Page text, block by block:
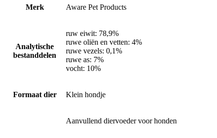
Merk Aware Pet Products
Analytische
bestanddelen
ruw eiwit: 78,9%
ruwe oliën en vetten: 4%
ruwe vezels: 0,1%
ruwe as: 7%
vocht: 10%
Formaat dier Klein hondje
Aanvullend diervoeder voor honden